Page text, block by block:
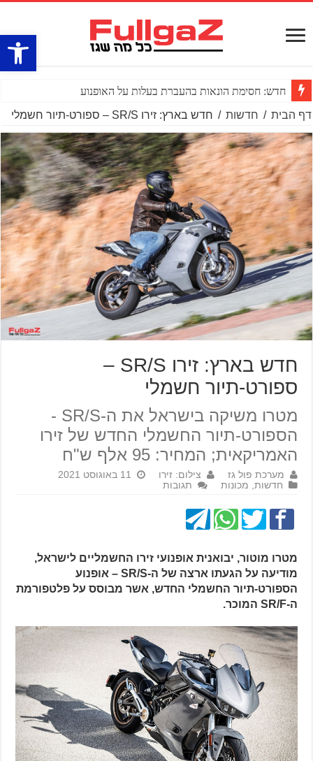
פתח
חדש: חסימת הונאות בהעברת בעלות על האופנוע
דף הבית / חדשות / חדש בארץ: זירו SR/S – ספורט-תיור חשמלי
חדש בארץ: זירו SR/S –
ספורט-תיור חשמלי
מטרו משיקה בישראל את ה-SR/S -
הספורט-תיור החשמלי החדש של זירו
האמריקאית; המחיר: 95 אלף ש"ח
מערכת פול גז צילום: זירו
11 באוגוסט 2021
חדשות מכונות תגובות
מטרו מוטור, יבואנית אופנועי זירו החשמליים לישראל,
מודיעה על הגעתו ארצה של ה-SR/S – אופנוע
הספורט-תיור החשמלי החדש, אשר מבוסס על פלטפורמת
ה-SR/F המוכר.